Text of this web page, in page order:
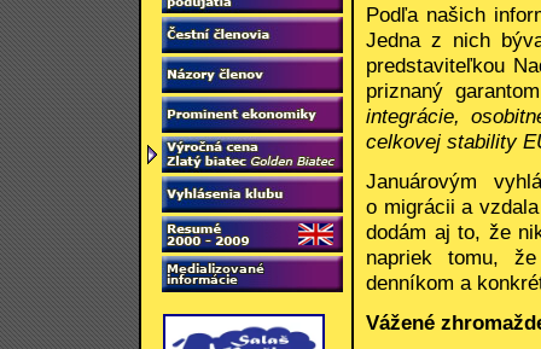
Podľa našich
Jedna z nich
predstaviteľkou
priznaný
integrácie,
celkovej stability
Januárovým
o migrácii a
dodám aj to, že
napriek tomu,
denníkom a
Vážené